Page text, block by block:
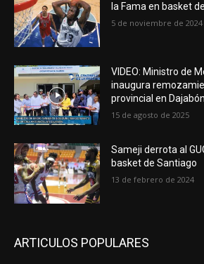
la Fama en basket
5 de noviembre de 2024
VIDEO: Ministro de
inaugura
provincial en Dajabón
15 de agosto de 2025
Sameji derrota al
basket de Santiago
13 de febrero de 2024
ARTICULOS POPULARES